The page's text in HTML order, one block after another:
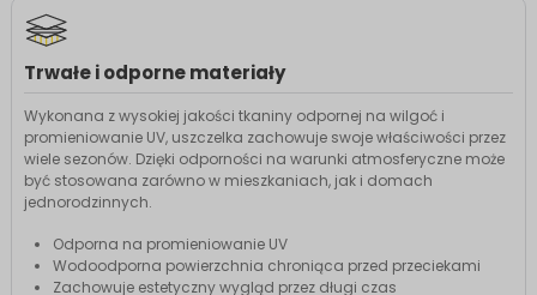
Trwałe i odporne materiały
Wykonana z wysokiej jakości tkaniny odpornej na wilgoć i
promieniowanie UV, uszczelka zachowuje swoje właściwości przez
wiele sezonów. Dzięki odporności na warunki atmosferyczne może
być stosowana zarówno w mieszkaniach, jak i domach
jednorodzinnych.
Odporna na promieniowanie UV
Wodoodporna powierzchnia chroniąca przed przeciekami
Zachowuje estetyczny wygląd przez długi czas